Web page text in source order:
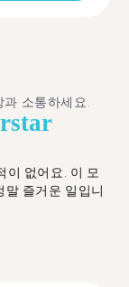
소통하세요.
star
이 없어요. 이 모
말 즐거운 일입니